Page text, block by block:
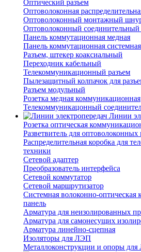
Оптический разъем
Оптоволоконная
Оптоволоконный монтажный
Оптоволоконный соединительный
Панель коммутационная медная
Панель коммутационная
Разъем, штекер коаксиальный
Переходник кабельный
Телекоммуникационный разъем
Пылезащитный колпачок для
Разъем модульный
Розетка медная коммуникационная
Телекоммуникацонный
Линии
Розетка оптическая
Разветвитель для оптоволоконных
Распределительная коробка для
техники
Сетевой адаптер
Преобразователь интерфейса
Сетевой коммутатор
Сетевой маршрутизатор
Системная волоконно-оптическая
панель
Арматура для неизолированных
Арматура для самонесущих
Арматура линейно-сцепная
Изоляторы для ЛЭП
Металлоконструкции и опоры